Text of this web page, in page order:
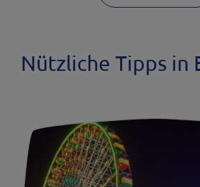
Nützliche Tipps in